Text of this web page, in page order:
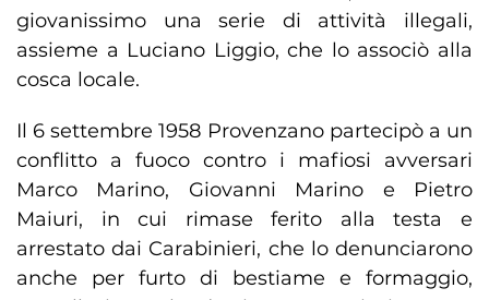
giovanissimo una serie di attività illegali,
assieme a Luciano Liggio, che lo associò alla
cosca locale.
Il 6 settembre 1958 Provenzano partecipò a un
conflitto a fuoco contro i mafiosi avversari
Marco Marino, Giovanni Marino e Pietro
Maiuri, in cui rimase ferito alla testa e
arrestato dai Carabinieri, che lo denunciarono
anche per furto di bestiame e formaggio,